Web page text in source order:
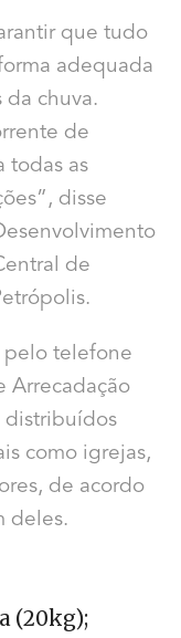
que tudo
adequada
da chuva.
de
todas as
disse
de
pelo telefone
Arrecadação
distribuídos
como igrejas,
de acordo
deles.
(20kg);